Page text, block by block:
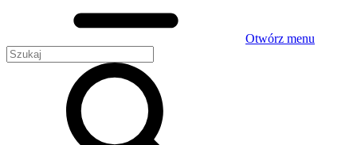
Otwórz menu